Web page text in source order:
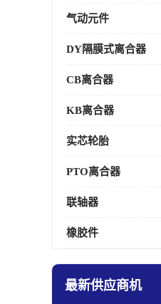
气动元件
DY隔膜式离合器
CB离合器
KB离合器
实芯轮胎
PTO离合器
联轴器
橡胶件
最新供应商机